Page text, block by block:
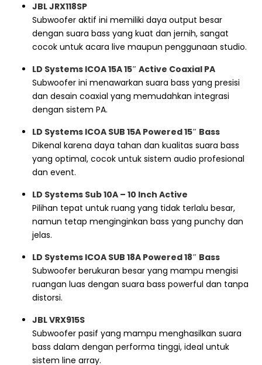
JBL JRX118SP
Subwoofer aktif ini memiliki daya output besar
dengan suara bass yang kuat dan jernih, sangat
cocok untuk acara live maupun penggunaan studio.
LD Systems ICOA 15A 15″ Active Coaxial PA
Subwoofer ini menawarkan suara bass yang presisi
dan desain coaxial yang memudahkan integrasi
dengan sistem PA.
LD Systems ICOA SUB 15A Powered 15″ Bass
Dikenal karena daya tahan dan kualitas suara bass
yang optimal, cocok untuk sistem audio profesional
dan event.
LD Systems Sub 10A – 10 Inch Active
Pilihan tepat untuk ruang yang tidak terlalu besar,
namun tetap menginginkan bass yang punchy dan
jelas.
LD Systems ICOA SUB 18A Powered 18″ Bass
Subwoofer berukuran besar yang mampu mengisi
ruangan luas dengan suara bass powerful dan tanpa
distorsi.
JBL VRX915S
Subwoofer pasif yang mampu menghasilkan suara
bass dalam dengan performa tinggi, ideal untuk
sistem line array.